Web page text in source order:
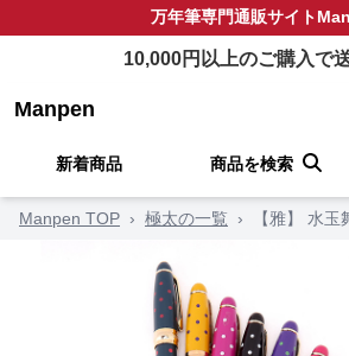
万年筆専門通販サイト
10,000円以上のご購入で
Manpen
新着商品 商品を検索
Manpen TOP › 極太の一覧 › 【雅】 水